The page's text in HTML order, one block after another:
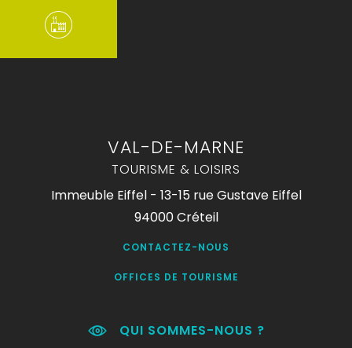
VAL-DE-MARNE
TOURISME & LOISIRS
Immeuble Eiffel - 13-15 rue Gustave Eiffel
94000 Créteil
CONTACTEZ-NOUS
OFFICES DE TOURISME
QUI SOMMES-NOUS ?